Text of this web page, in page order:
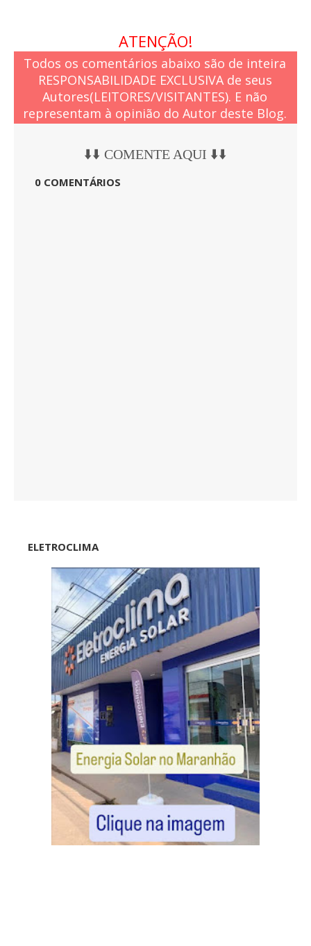
ATENÇÃO!
Todos os comentários abaixo são de inteira
RESPONSABILIDADE EXCLUSIVA de seus
Autores(LEITORES/VISITANTES). E não
representam à opinião do Autor deste Blog.
⬇️⬇️ COMENTE AQUI ⬇️⬇️
0 COMENTÁRIOS
ELETROCLIMA